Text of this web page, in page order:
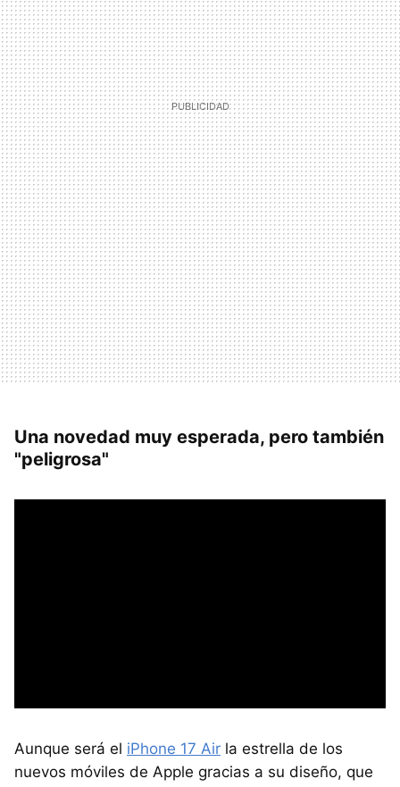
Una novedad muy esperada, pero también
"peligrosa"
Aunque será el iPhone 17 Air la estrella de los
nuevos móviles de Apple gracias a su diseño, que